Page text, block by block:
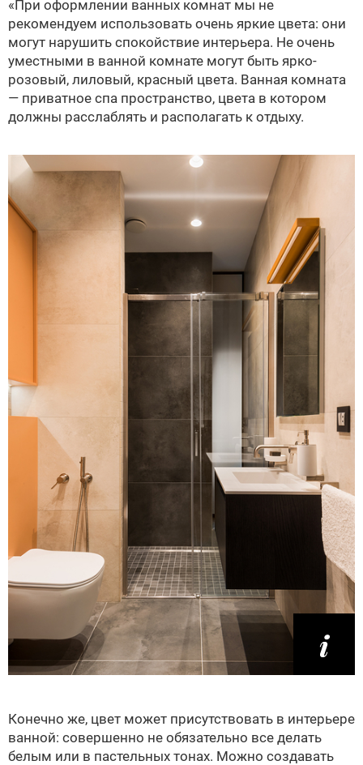
«При оформлении ванных комнат мы не
рекомендуем использовать очень яркие цвета: они
могут нарушить спокойствие интерьера. Не очень
уместными в ванной комнате могут быть ярко-
розовый, лиловый, красный цвета. Ванная комната
— приватное спа пространство, цвета в котором
должны расслаблять и располагать к отдыху.
Конечно же, цвет может присутствовать в интерьере
ванной: совершенно не обязательно все делать
белым или в пастельных тонах. Можно создавать